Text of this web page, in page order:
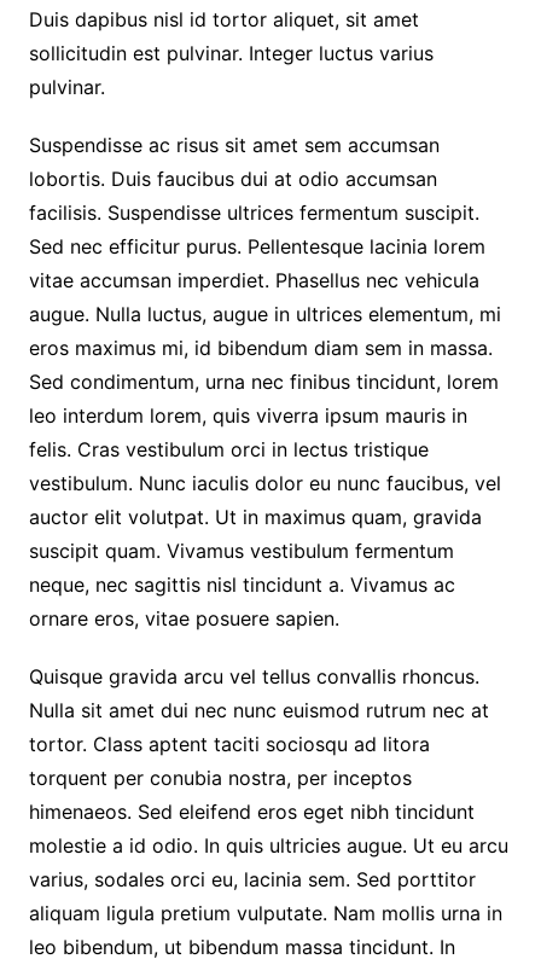
Duis dapibus nisl id tortor aliquet, sit amet
sollicitudin est pulvinar. Integer luctus varius
pulvinar.
Suspendisse ac risus sit amet sem accumsan
lobortis. Duis faucibus dui at odio accumsan
facilisis. Suspendisse ultrices fermentum suscipit.
Sed nec efficitur purus. Pellentesque lacinia lorem
vitae accumsan imperdiet. Phasellus nec vehicula
augue. Nulla luctus, augue in ultrices elementum, mi
eros maximus mi, id bibendum diam sem in massa.
Sed condimentum, urna nec finibus tincidunt, lorem
leo interdum lorem, quis viverra ipsum mauris in
felis. Cras vestibulum orci in lectus tristique
vestibulum. Nunc iaculis dolor eu nunc faucibus, vel
auctor elit volutpat. Ut in maximus quam, gravida
suscipit quam. Vivamus vestibulum fermentum
neque, nec sagittis nisl tincidunt a. Vivamus ac
ornare eros, vitae posuere sapien.
Quisque gravida arcu vel tellus convallis rhoncus.
Nulla sit amet dui nec nunc euismod rutrum nec at
tortor. Class aptent taciti sociosqu ad litora
torquent per conubia nostra, per inceptos
himenaeos. Sed eleifend eros eget nibh tincidunt
molestie a id odio. In quis ultricies augue. Ut eu arcu
varius, sodales orci eu, lacinia sem. Sed porttitor
aliquam ligula pretium vulputate. Nam mollis urna in
leo bibendum, ut bibendum massa tincidunt. In